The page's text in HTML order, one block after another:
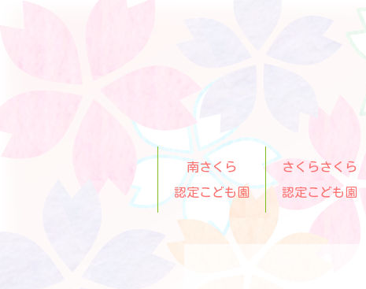
南さくら
認定こども園
さくらさくら
認定こども園